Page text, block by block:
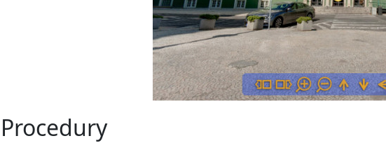
Procedury